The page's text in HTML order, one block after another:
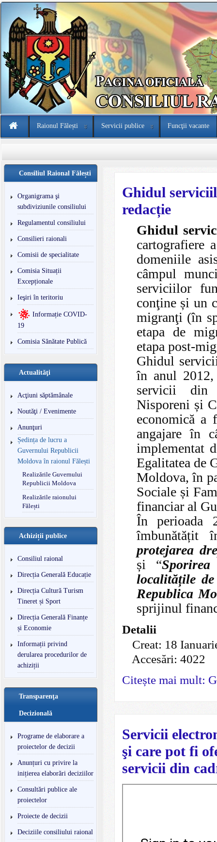
Raionul Fălești Servicii publice Funcţii vacante
Consiliul Raional Fălești
Organigrama şi
subdiviziunile consiliului
Regulamentul consiliului
Consilieri raionali
Comisii de specialitate
Comisia Situații
Excepționale
Ieşiri în teritoriu
Informație COVID-
19
Comisia Sănătate Publică
Actualităţi
Acţiuni săptămânale
Noutăţi / Evenimente
Anunţuri
Ședința de lucru a
Guvernului Republicii
Moldova în raionul Fălești
Realizările Guvernului
Republicii Moldova
Realizările raionului
Fălești
Achiziții publice
Consiliul raional
Direcția Generală Educație
Direcția Cultură Turism
Tineret și Sport
Direcția Generală Finanțe
și Economie
Informații privind
derularea procedurilor de
achiziții
Transparenţa
Decizională
Programe de elaborare a
proiectelor de decizii
Anunțuri cu privire la
inițierea elaborări deciziilor
Consultări publice ale
proiectelor
Proiecte de decizii
Deciziile consiliului raional
Ghidul
redacție
Ghidul
cartografiere
domeniile
câmpul
serviciilor
conţine și un
migranţi (în
etapa de
etapa post-
Ghidul
în anul 2012,
servicii din
Nisporeni și
economică a
angajare în
implementat
Egalitatea de
Moldova, în
Sociale și
financiar al
În perioada
îmbunătățit
protejarea
și “
localitățile
Republica
sprijinul
Detalii
Creat: 18
Accesări: 4022
Citește mai mult:
Servicii
şi care pot fi
servicii din